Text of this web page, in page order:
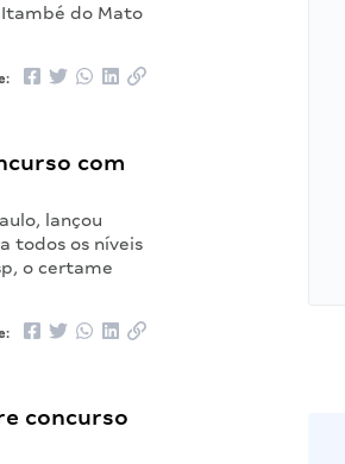
Itambé do Mato
com
lançou
todos os níveis
o certame
concurso